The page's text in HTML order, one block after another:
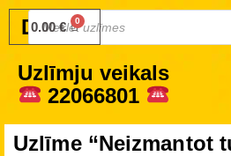
Druku.lv
0.00€
Uzlīmju veikals
22066801
Uzlīme “Neizmantot